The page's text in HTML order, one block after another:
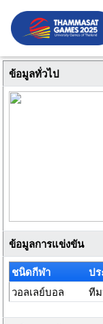
ข้อมูลทั่วไป
ข้อมูลการแข่งขัน
ชนิดกีฬา
ป
วอลเลย์บอล
ที